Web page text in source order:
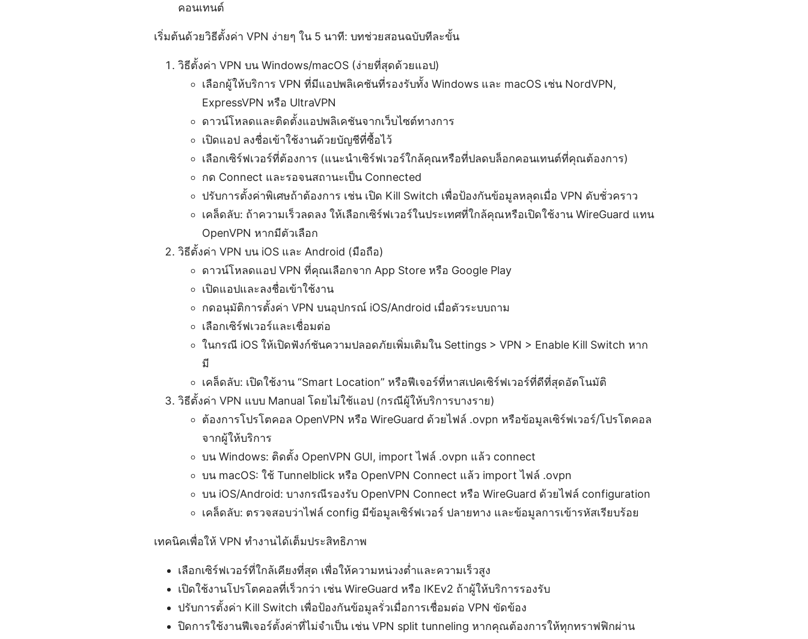
คอนเทนต์
เริ่มต้นด้วยวิธีตั้งค่า VPN ง่ายๆ ใน 5 นาที: บทช่วยสอนฉบับทีละขั้น
วิธีตั้งค่า VPN บน Windows/macOS (ง่ายที่สุดด้วยแอป)
เลือกผู้ให้บริการ VPN ที่มีแอปพลิเคชันที่รองรับทั้ง Windows และ macOS เช่น NordVPN,
ExpressVPN หรือ UltraVPN
ดาวน์โหลดและติดตั้งแอปพลิเคชันจากเว็บไซต์ทางการ
เปิดแอป ลงชื่อเข้าใช้งานด้วยบัญชีที่ซื้อไว้
เลือกเซิร์ฟเวอร์ที่ต้องการ (แนะนำเซิร์ฟเวอร์ใกล้คุณหรือที่ปลดบล็อกคอนเทนต์ที่คุณต้องการ)
กด Connect และรอจนสถานะเป็น Connected
ปรับการตั้งค่าพิเศษถ้าต้องการ เช่น เปิด Kill Switch เพื่อป้องกันข้อมูลหลุดเมื่อ VPN ดับชั่วคราว
เคล็ดลับ: ถ้าความเร็วลดลง ให้เลือกเซิร์ฟเวอร์ในประเทศที่ใกล้คุณหรือเปิดใช้งาน WireGuard แทน
OpenVPN หากมีตัวเลือก
วิธีตั้งค่า VPN บน iOS และ Android (มือถือ)
ดาวน์โหลดแอป VPN ที่คุณเลือกจาก App Store หรือ Google Play
เปิดแอปและลงชื่อเข้าใช้งาน
กดอนุมัติการตั้งค่า VPN บนอุปกรณ์ iOS/Android เมื่อตัวระบบถาม
เลือกเซิร์ฟเวอร์และเชื่อมต่อ
ในกรณี iOS ให้เปิดฟังก์ชันความปลอดภัยเพิ่มเติมใน Settings > VPN > Enable Kill Switch หาก
มี
เคล็ดลับ: เปิดใช้งาน “Smart Location” หรือฟีเจอร์ที่หาสเปคเซิร์ฟเวอร์ที่ดีที่สุดอัตโนมัติ
วิธีตั้งค่า VPN แบบ Manual โดยไม่ใช้แอป (กรณีผู้ให้บริการบางราย)
ต้องการโปรโตคอล OpenVPN หรือ WireGuard ด้วยไฟล์ .ovpn หรือข้อมูลเซิร์ฟเวอร์/โปรโตคอล
จากผู้ให้บริการ
บน Windows: ติดตั้ง OpenVPN GUI, import ไฟล์ .ovpn แล้ว connect
บน macOS: ใช้ Tunnelblick หรือ OpenVPN Connect แล้ว import ไฟล์ .ovpn
บน iOS/Android: บางกรณีรองรับ OpenVPN Connect หรือ WireGuard ด้วยไฟล์ configuration
เคล็ดลับ: ตรวจสอบว่าไฟล์ config มีข้อมูลเซิร์ฟเวอร์ ปลายทาง และข้อมูลการเข้ารหัสเรียบร้อย
เทคนิคเพื่อให้ VPN ทำงานได้เต็มประสิทธิภาพ
เลือกเซิร์ฟเวอร์ที่ใกล้เคียงที่สุด เพื่อให้ความหน่วงต่ำและความเร็วสูง
เปิดใช้งานโปรโตคอลที่เร็วกว่า เช่น WireGuard หรือ IKEv2 ถ้าผู้ให้บริการรองรับ
ปรับการตั้งค่า Kill Switch เพื่อป้องกันข้อมูลรั่วเมื่อการเชื่อมต่อ VPN ขัดข้อง
ปิดการใช้งานฟีเจอร์ตั้งค่าที่ไม่จำเป็น เช่น VPN split tunneling หากคุณต้องการให้ทุกทราฟฟิกผ่าน